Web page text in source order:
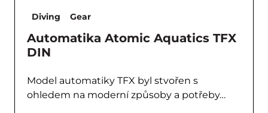
Diving Gear
Automatika Atomic Aquatics TFX
DIN
Model automatiky TFX byl stvořen s
ohledem na moderní způsoby a potřeby…